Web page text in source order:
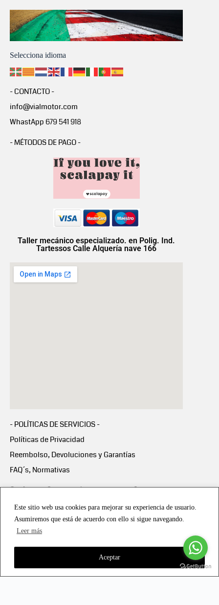
Este sitio web usa cookies para mejorar su experiencia de usuario.
Asumiremos que está de acuerdo con ello si sigue navegando.
Leer más
Aceptar
Selecciona idioma
- CONTACTO -
info@vialmotor.com
WhastApp 679 541 918
- MÉTODOS DE PAGO -
Taller mecánico especializado. en Polig. Ind.
Tartessos Calle Alquería nave 166
- POLÍTICAS DE SERVICIOS -
Políticas de Privacidad
Reembolso, Devoluciones y Garantías
FAQ´s, Normativas
Scalapay:Compra ahora y paga en 3 cuotas
Scalapay Política Privacidad
Copyright © 2021 all rights reserved - Vialmotor